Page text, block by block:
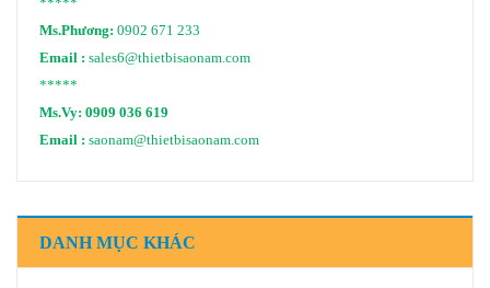
*****
Ms.Phương: 0902 671 233
Email : sales6@thietbisaonam.com
*****
Ms.Vy: 0909 036 619
Email : saonam@thietbisaonam.com
DANH MỤC KHÁC